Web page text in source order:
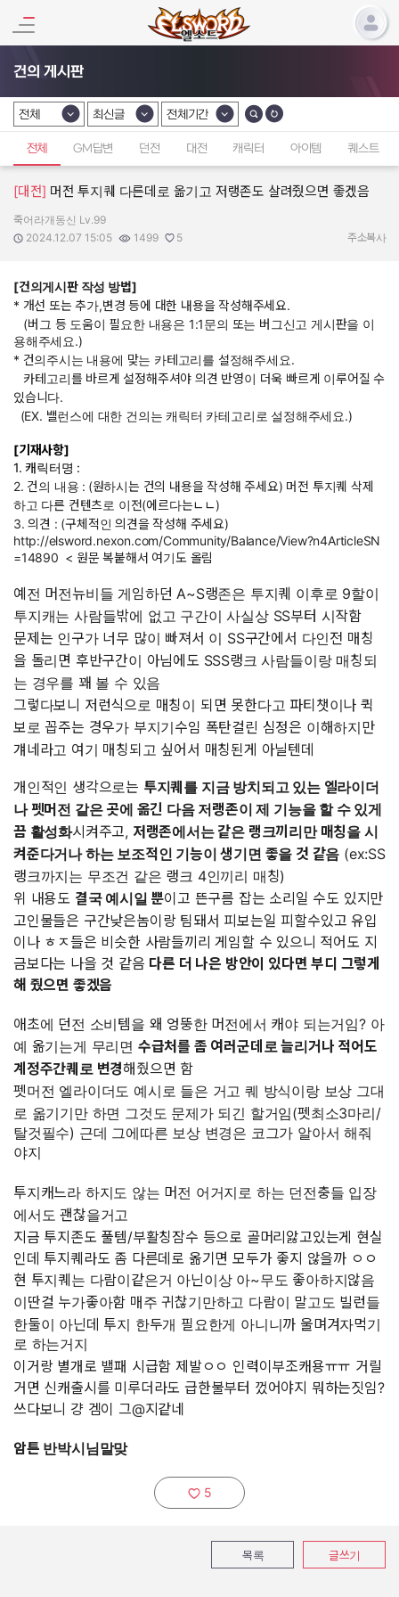
건의 게시판
카테고리 선택
전체
카테고리 선택
최신글
카테고리 선택
전체기간
전체 GM답변 던전 대전 캐릭터 아이템 퀘스트
[대전] 머전 투지퀘 다른데로 옮기고 저랭존도 살려줬으면 좋겠음
작성자:
죽어라개동신 Lv.99
작성일:
2024.12.07 15:05
조회수:
1499
추천수:
5 주소복사
[건의게시판 작성 방법]
* 개선 또는 추가,변경 등에 대한 내용을 작성해주세요.
(버그 등 도움이 필요한 내용은 1:1문의 또는 버그신고 게시판을 이
용해주세요.)
* 건의주시는 내용에 맞는 카테고리를 설정해주세요.
카테고리를 바르게 설정해주셔야 의견 반영이 더욱 빠르게 이루어질 수
있습니다.
(EX. 밸런스에 대한 건의는 캐릭터 카테고리로 설정해주세요.)
[기재사항]
1. 캐릭터명 :
2. 건의 내용 : (원하시는 건의 내용을 작성해 주세요) 머전 투지퀘 삭제
하고 다른 컨텐츠로 이전(에르다는ㄴㄴ)
3. 의견 : (구체적인 의견을 작성해 주세요)
http://elsword.nexon.com/Community/Balance/View?n4ArticleSN
=14890 < 원문 복붙해서 여기도 올림
예전 머전뉴비들 게임하던 A~S랭존은 투지퀘 이후로 9할이
투지캐는 사람들밖에 없고 구간이 사실상 SS부터 시작함
문제는 인구가 너무 많이 빠져서 이 SS구간에서 다인전 매칭
을 돌리면 후반구간이 아님에도 SSS랭크 사람들이랑 매칭되
는 경우를 꽤 볼 수 있음
그렇다보니 저런식으로 매칭이 되면 못한다고 파티챗이나 퀵
보로 꼽주는 경우가 부지기수임 폭탄걸린 심정은 이해하지만
걔네라고 여기 매칭되고 싶어서 매칭된게 아닐텐데
개인적인 생각으로는 투지퀘를 지금 방치되고 있는 엘라이더
나 펫머전 같은 곳에 옮긴 다음 저랭존이 제 기능을 할 수 있게
끔 활성화시켜주고, 저랭존에서는 같은 랭크끼리만 매칭을 시
켜준다거나 하는 보조적인 기능이 생기면 좋을 것 같음 (ex:SS
랭크까지는 무조건 같은 랭크 4인끼리 매칭)
위 내용도 결국 예시일 뿐이고 뜬구름 잡는 소리일 수도 있지만
고인물들은 구간낮은놈이랑 팀돼서 피보는일 피할수있고 유입
이나 ㅎㅈ들은 비슷한 사람들끼리 게임할 수 있으니 적어도 지
금보다는 나을 것 같음 다른 더 나은 방안이 있다면 부디 그렇게
해 줬으면 좋겠음
애초에 던전 소비템을 왜 엉뚱한 머전에서 캐야 되는거임? 아
예 옮기는게 무리면 수급처를 좀 여러군데로 늘리거나 적어도
계정주간퀘로 변경해줬으면 함
펫머전 엘라이더도 예시로 들은 거고 퀘 방식이랑 보상 그대
로 옮기기만 하면 그것도 문제가 되긴 할거임(펫최소3마리/
탈것필수) 근데 그에따른 보상 변경은 코그가 알아서 해줘
야지
투지캐느라 하지도 않는 머전 어거지로 하는 던전충들 입장
에서도 괜찮을거고
지금 투지존도 풀템/부활칭잠수 등으로 골머리앓고있는게 현실
인데 투지퀘라도 좀 다른데로 옮기면 모두가 좋지 않을까 ㅇㅇ
현 투지퀘는 다람이같은거 아닌이상 아~무도 좋아하지않음
이딴걸 누가좋아함 매주 귀찮기만하고 다람이 말고도 빌런들
한둘이 아닌데 투지 한두개 필요한게 아니니까 울며겨자먹기
로 하는거지
이거랑 별개로 밸패 시급함 제발ㅇㅇ 인력이부조캐용ㅠㅠ 거릴
거면 신캐출시를 미루더라도 급한불부터 껐어야지 뭐하는짓임?
쓰다보니 걍 겜이 그@지같네
암튼 반박시님말맞
추천하기:
5
목록 글쓰기